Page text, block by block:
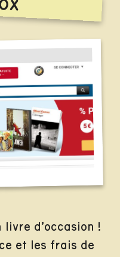
d’occasion !
et les frais de